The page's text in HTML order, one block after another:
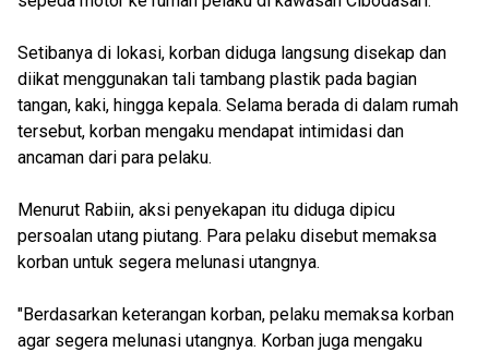
Setibanya di lokasi, korban diduga langsung disekap dan
diikat menggunakan tali tambang plastik pada bagian
tangan, kaki, hingga kepala. Selama berada di dalam rumah
tersebut, korban mengaku mendapat intimidasi dan
ancaman dari para pelaku.
Menurut Rabiin, aksi penyekapan itu diduga dipicu
persoalan utang piutang. Para pelaku disebut memaksa
korban untuk segera melunasi utangnya.
"Berdasarkan keterangan korban, pelaku memaksa korban
agar segera melunasi utangnya. Korban juga mengaku